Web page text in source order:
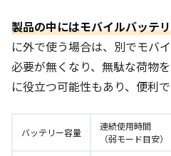
製品の中にはモバイルバッテ
に外で使う場合は、別でモバ
必要が無くなり、無駄な荷物
に役立つ可能性もあり、便利で
バッテリー容量
連続使用時間
（弱モード目安）